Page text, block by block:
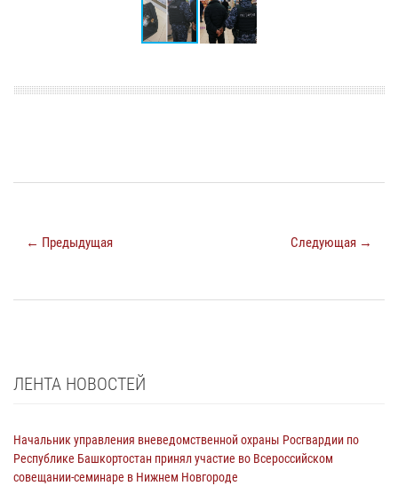
← Предыдущая Следующая →
ЛЕНТА НОВОСТЕЙ
Начальник управления вневедомственной охраны Росгвардии по
Республике Башкортостан принял участие во Всероссийском
совещании-семинаре в Нижнем Новгороде